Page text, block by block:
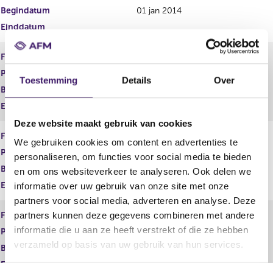
Toestemming Details Over
Deze website maakt gebruik van cookies
We gebruiken cookies om content en advertenties te
personaliseren, om functies voor social media te bieden
en om ons websiteverkeer te analyseren. Ook delen we
informatie over uw gebruik van onze site met onze
partners voor social media, adverteren en analyse. Deze
partners kunnen deze gegevens combineren met andere
informatie die u aan ze heeft verstrekt of die ze hebben
verzameld op basis van uw gebruik van hun services.
Begindatum
01 jan 2014
Einddatum
Financiële dienst
Product
Begindatum
Einddatum
Financiële dienst
Product
Vermogen
Begindatum
01 jan 2014
Einddatum
Financiële dienst
Adviseren
Product
Zorgverzekeringen
Begindatum
01 jan 2014